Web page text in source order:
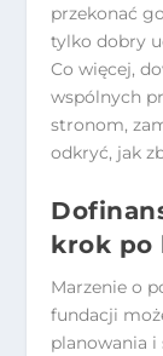
przekonać
tylko dobry
Co więcej,
wspólnych
stronom,
odkryć, jak
krok po
Marzenie o
fundacji
planowania i